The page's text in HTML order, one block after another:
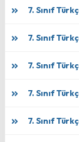
7. Sınıf
7. Sınıf
7. Sınıf
7. Sınıf
7. Sınıf